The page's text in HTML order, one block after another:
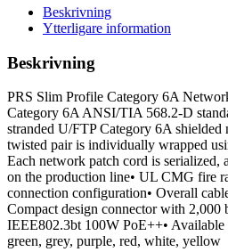
mängd
Beskrivning
Ytterligare information
Beskrivning
PRS Slim Profile Category 6A
Category 6A ANSI/TIA 568.2-D
stranded U/FTP Category 6A shielded
twisted pair is individually wrapped
Each network patch cord is serialized,
on the production line• UL CMG fire
connection configuration• Overall
Compact design connector with 2,000
IEEE802.3bt 100W PoE++•
green, grey, purple, red, white, yellow